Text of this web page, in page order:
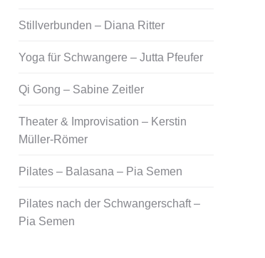
Stillverbunden – Diana Ritter
Yoga für Schwangere – Jutta Pfeufer
Qi Gong – Sabine Zeitler
Theater & Improvisation – Kerstin
Müller-Römer
Pilates – Balasana – Pia Semen
Pilates nach der Schwangerschaft –
Pia Semen